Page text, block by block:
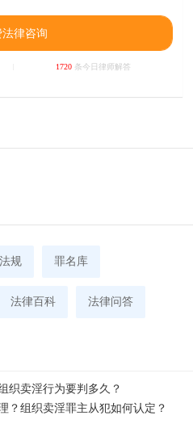
法律咨询
1720条今日律师解答
规 罪名库
法律百科 法律问答
织卖淫行为要判多久？
？组织卖淫罪主从犯如何认定？